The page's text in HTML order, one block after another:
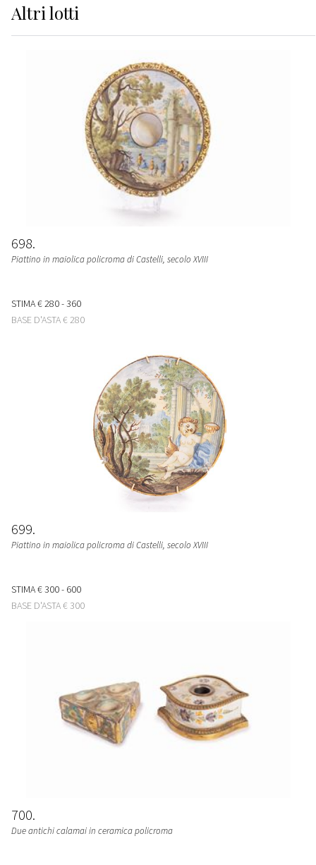
Altrilotti
698
Piattino in maiolica policroma di Castelli, secolo XVIII
STIMA€ 280 - 360
BASE D'ASTA€ 280
699
Piattino in maiolica policroma di Castelli, secolo XVIII
STIMA€ 300 - 600
BASE D'ASTA€ 300
700
Due antichi calamai in ceramica policroma